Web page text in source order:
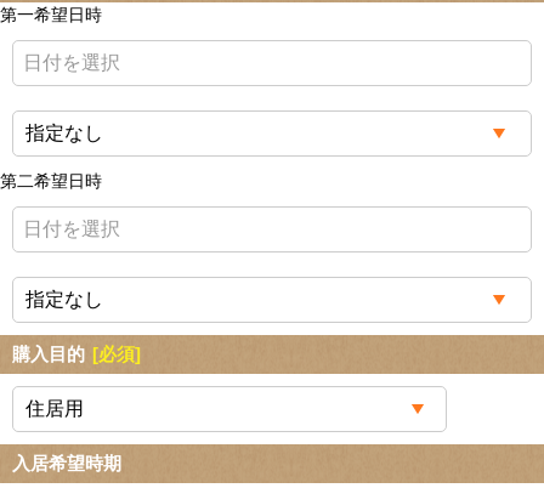
第一希望日時
第二希望日時
購入目的 [必須]
入居希望時期